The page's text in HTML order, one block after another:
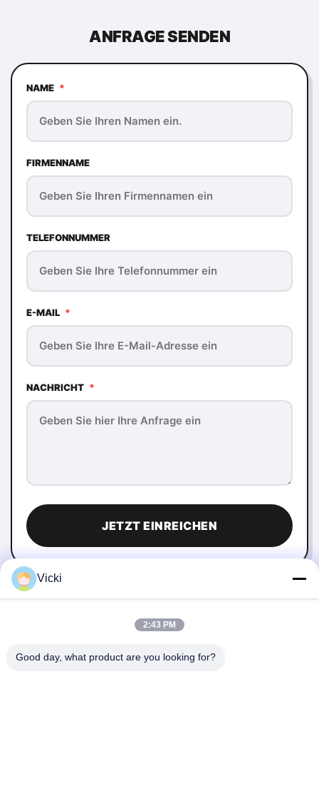
ANFRAGE SENDEN
NAME *
FIRMENNAME
TELEFONNUMMER
E-MAIL *
NACHRICHT *
JETZT EINREICHEN
Vicki
2:43 PM
Good day, what product are you looking for?